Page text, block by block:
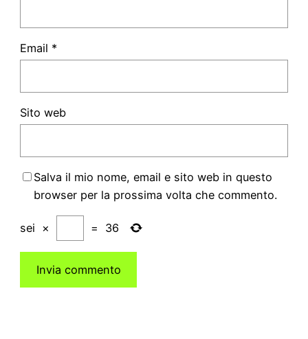
Email *
Sito web
Salva il mio nome, email e sito web in questo
browser per la prossima volta che commento.
sei × = 36